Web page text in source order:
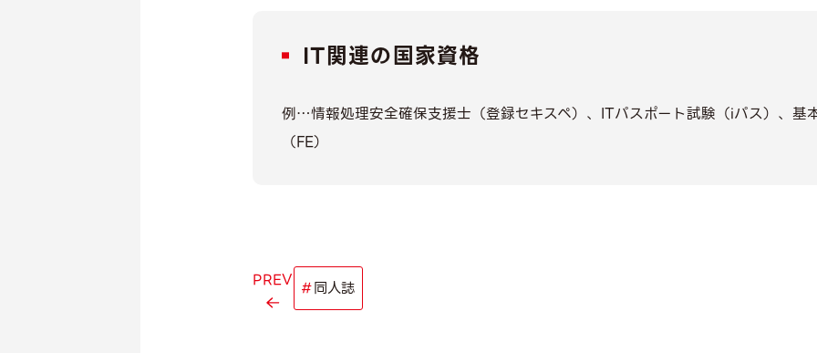
IT関連の国家資格
例…情報処理安全確保支援士（登録セキスペ）、ITパスポート試験（iパス）、基
（FE）
PREV #同人誌